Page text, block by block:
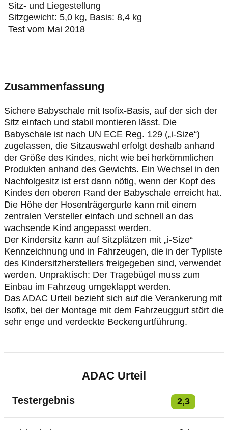
Sitz- und Liegestellung
Sitzgewicht: 5,0 kg, Basis: 8,4 kg
Test vom Mai 2018
Zusammenfassung
Sichere Babyschale mit Isofix-Basis, auf der sich der
Sitz einfach und stabil montieren lässt. Die
Babyschale ist nach UN ECE Reg. 129 („i-Size“)
zugelassen, die Sitzauswahl erfolgt deshalb anhand
der Größe des Kindes, nicht wie bei herkömmlichen
Produkten anhand des Gewichts. Ein Wechsel in den
Nachfolgesitz ist erst dann nötig, wenn der Kopf des
Kindes den oberen Rand der Babyschale erreicht hat.
Die Höhe der Hosenträgergurte kann mit einem
zentralen Versteller einfach und schnell an das
wachsende Kind angepasst werden.
Der Kindersitz kann auf Sitzplätzen mit „i-Size“
Kennzeichnung und in Fahrzeugen, die in der Typliste
des Kindersitzherstellers freigegeben sind, verwendet
werden. Unpraktisch: Der Tragebügel muss zum
Einbau im Fahrzeug umgeklappt werden.
Das ADAC Urteil bezieht sich auf die Verankerung mit
Isofix, bei der Montage mit dem Fahrzeuggurt stört die
sehr enge und verdeckte Beckengurtführung.
ADAC Urteil
Testergebnis 2,3